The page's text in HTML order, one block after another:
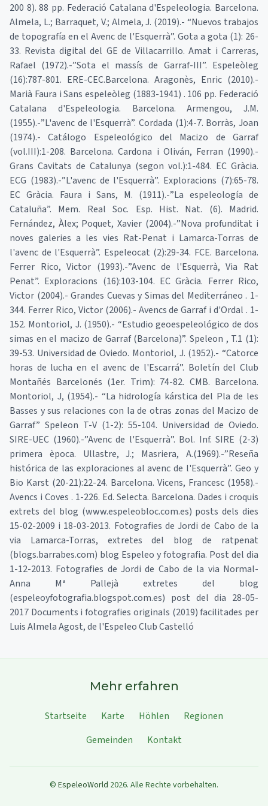
200 8). 88 pp. Federació Catalana d'Espeleologia. Barcelona.
Almela, L.; Barraquet, V.; Almela, J. (2019).- “Nuevos trabajos
de topografía en el Avenc de l'Esquerrà”. Gota a gota (1): 26-
33. Revista digital del GE de Villacarrillo. Amat i Carreras,
Rafael (1972).-”Sota el massís de Garraf-III”. Espeleòleg
(16):787-801. ERE-CEC.Barcelona. Aragonès, Enric (2010).-
Marià Faura i Sans espeleòleg (1883-1941) . 106 pp. Federació
Catalana d'Espeleologia. Barcelona. Armengou, J.M.
(1955).-”L'avenc de l'Esquerrà”. Cordada (1):4-7. Borràs, Joan
(1974).- Catálogo Espeleológico del Macizo de Garraf
(vol.III):1-208. Barcelona. Cardona i Oliván, Ferran (1990).-
Grans Cavitats de Catalunya (segon vol.):1-484. EC Gràcia.
ECG (1983).-”L'avenc de l'Esquerrà”. Exploracions (7):65-78.
EC Gràcia. Faura i Sans, M. (1911).-”La espeleología de
Cataluña”. Mem. Real Soc. Esp. Hist. Nat. (6). Madrid.
Fernández, Àlex; Poquet, Xavier (2004).-”Nova profunditat i
noves galeries a les vies Rat-Penat i Lamarca-Torras de
l'avenc de l'Esquerrà”. Espeleocat (2):29-34. FCE. Barcelona.
Ferrer Rico, Victor (1993).-”Avenc de l'Esquerrà, Via Rat
Penat”. Exploracions (16):103-104. EC Gràcia. Ferrer Rico,
Victor (2004).- Grandes Cuevas y Simas del Mediterráneo . 1-
344. Ferrer Rico, Victor (2006).- Avencs de Garraf i d'Ordal . 1-
152. Montoriol, J. (1950).- “Estudio geoespeleológico de dos
simas en el macizo de Garraf (Barcelona)”. Speleon , T.1 (1):
39-53. Universidad de Oviedo. Montoriol, J. (1952).- “Catorce
horas de lucha en el avenc de l'Escarrá”. Boletín del Club
Montañés Barcelonés (1er. Trim): 74-82. CMB. Barcelona.
Montoriol, J, (1954).- “La hidrología kárstica del Pla de les
Basses y sus relaciones con la de otras zonas del Macizo de
Garraf” Speleon T-V (1-2): 55-104. Universidad de Oviedo.
SIRE-UEC (1960).-”Avenc de l'Esquerrà”. Bol. Inf. SIRE (2-3)
primera època. Ullastre, J.; Masriera, A.(1969).-”Reseña
histórica de las exploraciones al avenc de l'Esquerrà”. Geo y
Bio Karst (20-21):22-24. Barcelona. Vicens, Francesc (1958).-
Avencs i Coves . 1-226. Ed. Selecta. Barcelona. Dades i croquis
extrets del blog (www.espeleobloc.com.es) posts dels dies
15-02-2009 i 18-03-2013. Fotografies de Jordi de Cabo de la
via Lamarca-Torras, extretes del blog de ratpenat
(blogs.barrabes.com) blog Espeleo y fotografia. Post del dia
1-12-2013. Fotografies de Jordi de Cabo de la via Normal-
Anna Mª Pallejà extretes del blog
(espeleoyfotografia.blogspot.com.es) post del dia 28-05-
2017 Documents i fotografies originals (2019) facilitades per
Luis Almela Agost, de l'Espeleo Club Castelló
Mehr erfahren
Startseite Karte Höhlen
Regionen
Gemeinden
Kontakt
© EspeleoWorld 2026. Alle Rechte vorbehalten.